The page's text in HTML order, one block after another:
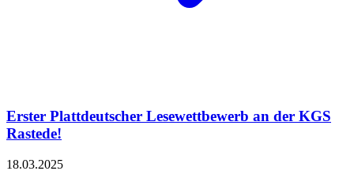
Erster Plattdeutscher Lesewettbewerb an der KGS
Rastede!
18.03.2025